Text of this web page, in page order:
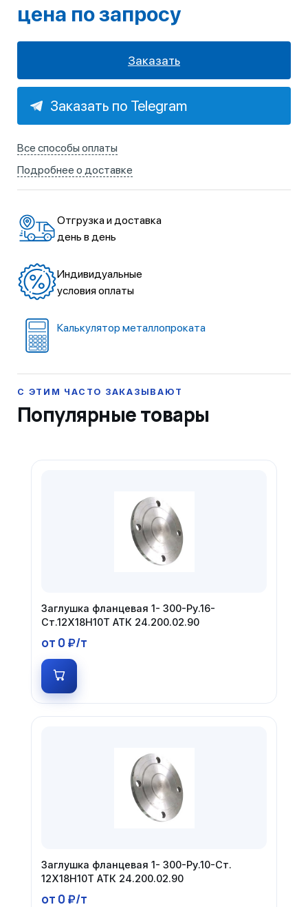
цена по запросу
Заказать
Заказать по Telegram
Все способы оплаты
Подробнее о доставке
Отгрузка и доставка
день в день
Индивидуальные
условия оплаты
Калькулятор металлопроката
Популярные товары
Заглушка фланцевая 1- 300-Ру.16-
Ст.12Х18Н10Т АТК 24.200.02.90
от 0 ₽/т
Заглушка фланцевая 1- 300-Ру.10-Ст.
12Х18Н10Т АТК 24.200.02.90
от 0 ₽/т